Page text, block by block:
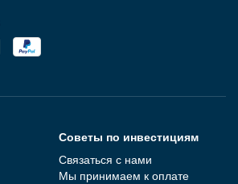
Советы по инвестициям
Связаться с нами
Мы принимаем к оплате